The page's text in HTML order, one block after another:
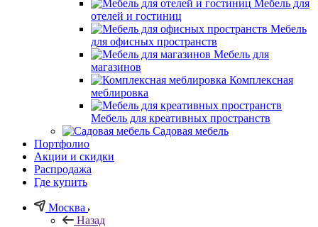
Мебель для
отелей и гостиниц
Мебель
для офисных пространств
Мебель для
магазинов
Комплексная
меблировка
Мебель для креативных пространств
Садовая мебель
Портфолио
Акции и скидки
Распродажа
Где купить
Москва
Назад